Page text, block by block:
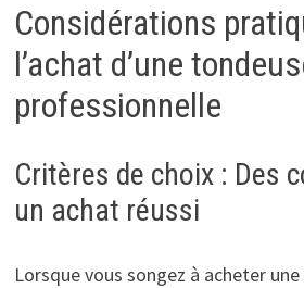
Considérations
l’achat d’une
professionnelle
Critères de choix : Des
un achat réussi
Lorsque vous songez à acheter